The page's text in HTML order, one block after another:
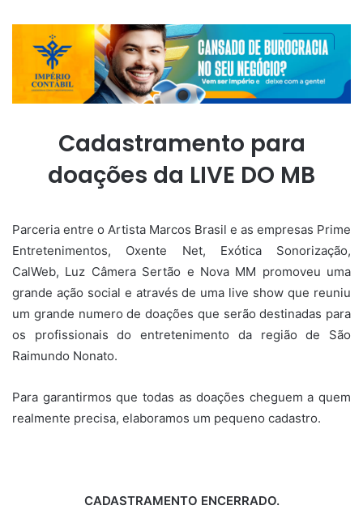
Cadastramento para
doações da LIVE DO MB
Parceria entre o Artista Marcos Brasil e as empresas Prime
Entretenimentos, Oxente Net, Exótica Sonorização,
CalWeb, Luz Câmera Sertão e Nova MM promoveu uma
grande ação social e através de uma live show que reuniu
um grande numero de doações que serão destinadas para
os profissionais do entretenimento da região de São
Raimundo Nonato.
Para garantirmos que todas as doações cheguem a quem
realmente precisa, elaboramos um pequeno cadastro.
CADASTRAMENTO ENCERRADO.